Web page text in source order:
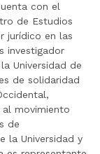
con el
de Estudios
jurídico en las
investigador
Universidad de
de solidaridad
movimiento
de
la Universidad y